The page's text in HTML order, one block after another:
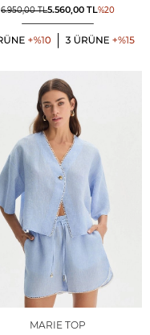
6.950,00TL5.560,00 TL%20
MARIE TOP